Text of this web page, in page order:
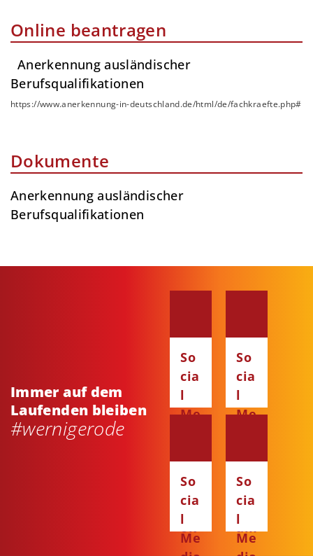
Online beantragen
Anerkennung ausländischer
Berufsqualifikationen
https://www.anerkennung-in-deutschland.de/html/de/fachkraefte.php#
Dokumente
Anerkennung ausländischer
Berufsqualifikationen
Immer auf dem
Laufenden bleiben
#wernigerode
So
cia
l
Me
ce
bo
ok
So
cia
l
Me
ta
gr
am
So
cia
l
Me
So
cia
l
Me